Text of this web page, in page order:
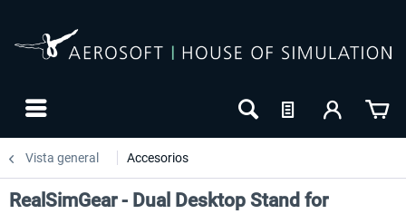
Vista general Accesorios
RealSimGear - Dual Desktop Stand for